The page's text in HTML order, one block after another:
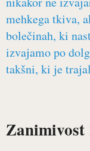
mehkega tkiva,
bolečinah, ki
izvajamo po
takšni, ki je
Zanimivost